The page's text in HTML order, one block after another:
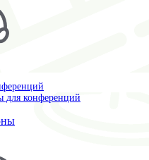
конференций